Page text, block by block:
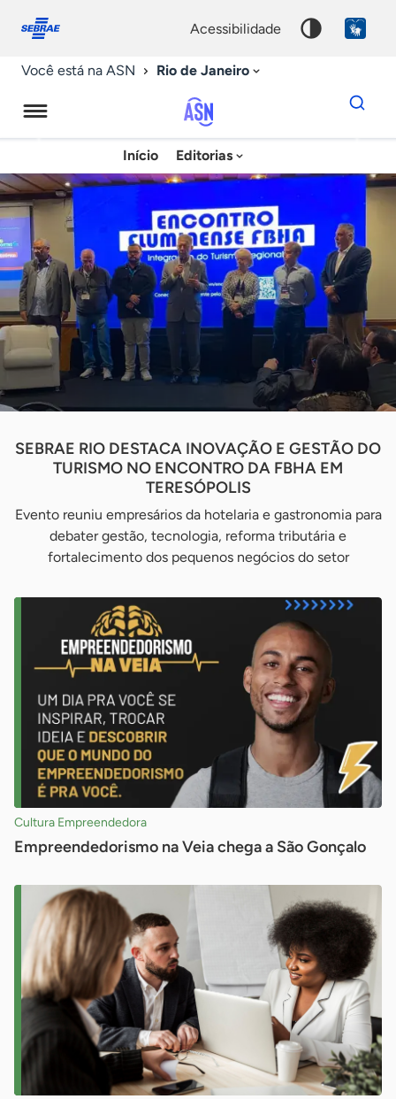
conosco
acessibilidade
Você está na ASN Rio de Janeiro
Agência
Sebrae
de
Notícias
Início Editorias
Dados
para
chave
SEBRAE RIO DESTACA INOVAÇÃO E GESTÃO DO
TURISMO NO ENCONTRO DA FBHA EM
TERESÓPOLIS
Evento reuniu empresários da hotelaria e gastronomia para
debater gestão, tecnologia, reforma tributária e
fortalecimento dos pequenos negócios do setor
Cultura Empreendedora
Empreendedorismo na Veia chega a São Gonçalo